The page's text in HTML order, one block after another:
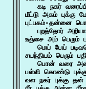
கடி நகர்
மீட்டு அகம் புக்கு
புட்பகம்-தன்னை
புறத்தோர்
உஞ்சை அம் பெரும்
மெய் பேய்
சயந்தியம் பெரும்
பொன் வரை
பள்ளி கொண்டு
வள நகர் புக்கு